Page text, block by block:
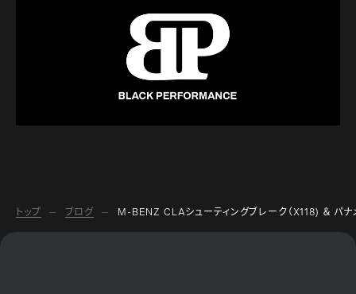
トップ ブログ M-BENZ CLAシューティングブレーク（X118) ＆ パナ